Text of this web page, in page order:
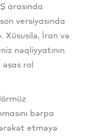
arasında
versiyasında
Xüsusilə, İran və
nəqliyyatının
rol
bərpa
etməyə